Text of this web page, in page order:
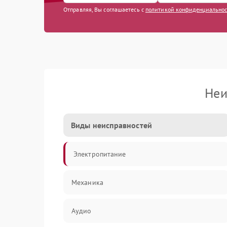
Отправляя, Вы соглашаетесь с политикой
Виды неисправностей
Электропитание
Механика
Аудио